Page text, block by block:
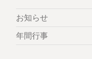
お知らせ
年間行事